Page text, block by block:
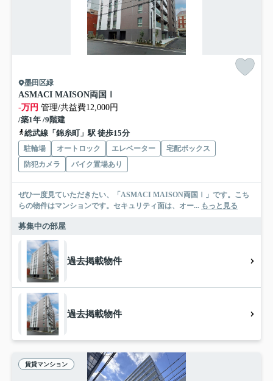
墨田区緑
ASMACI MAISON両国Ⅰ
-万円 管理/共益費12,000円
/築1年 /9階建
総武線「錦糸町」駅 徒歩15分
駐輪場 オートロック エレベーター
宅配ボックス
防犯カメラ
バイク置場あり
ぜひ一度見ていただきたい、「ASMACI MAISON両国Ⅰ」です。こち
らの物件はマンションです。セキュリティ面は、オー... もっと見る
募集中の部屋
過去掲載物件
過去掲載物件
賃貸マンション